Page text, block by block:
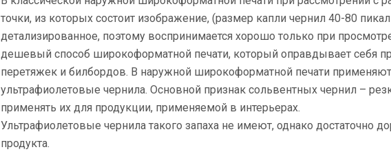
точки, из которых состоит изображение, (размер капли чернил 40-80
детализированное, поэтому воспринимается хорошо только при
дешевый способ широкоформатной печати, который оправдывает себя
перетяжек и билбордов. В наружной широкоформатной печати
ультрафиолетовые чернила. Основной признак сольвентных чернил –
применять их для продукции, применяемой в интерьерах.
Ультрафиолетовые чернила такого запаха не имеют, однако достаточно
продукта.